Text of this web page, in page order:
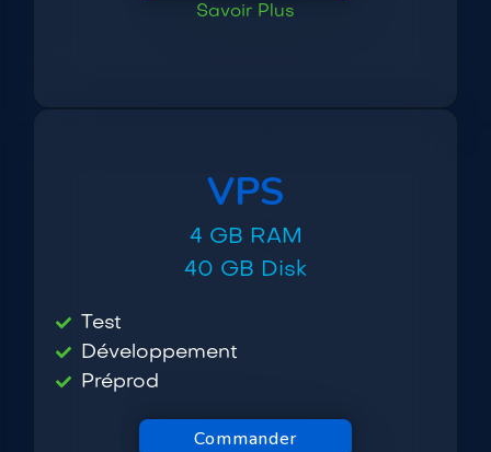
Savoir Plus
VPS
4 GB RAM
40 GB Disk
Test
Développement
Préprod
Commander